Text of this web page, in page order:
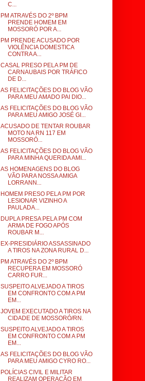
C...
PM ATRAVÉS DO 2º BPM
PRENDE HOMEM EM
MOSSORÓ POR A...
PM PRENDE ACUSADO POR
VIOLÊNCIA DOMESTICA
CONTRA A...
CASAL PRESO PELA PM DE
CARNAUBAIS POR TRÁFICO
DE D...
AS FELICITAÇÕES DO BLOG VÃO
PARA MEU AMADO PAI DIO...
AS FELICITAÇÕES DO BLOG VÃO
PARA MEU AMIGO JOSÉ GI...
ACUSADO DE TENTAR ROUBAR
MOTO NA RN 117 EM
MOSSORÓ...
AS FELICITAÇÕES DO BLOG VÃO
PARA MINHA QUERIDA AMI...
AS HOMENAGENS DO BLOG
VÃO PARA NOSSA AMIGA
LORRANN...
HOMEM PRESO PELA PM POR
LESIONAR VIZINHO A
PAULADA...
DUPLA PRESA PELA PM COM
ARMA DE FOGO APÓS
ROUBAR M...
EX-PRESIDIÁRIO ASSASSINADO
A TIROS NA ZONA RURAL D...
PM ATRAVÉS DO 2º BPM
RECUPERA EM MOSSORÓ
CARRO FUR...
SUSPEITO ALVEJADO A TIROS
EM CONFRONTO COM A PM
EM...
JOVEM EXECUTADO A TIROS NA
CIDADE DE MOSSORÓ/RN.
SUSPEITO ALVEJADO A TIROS
EM CONFRONTO COM A PM
EM...
AS FELICITAÇÕES DO BLOG VÃO
PARA MEU AMIGO CYRO RO...
POLÍCIAS CIVIL E MILITAR
REALIZAM OPERAÇÃO EM